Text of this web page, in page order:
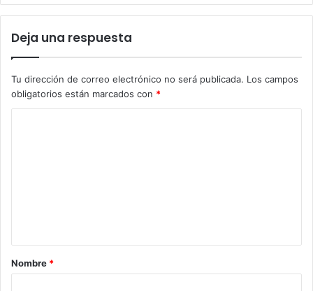
Deja una respuesta
Tu dirección de correo electrónico no será publicada. Los campos
obligatorios están marcados con *
a
r
Nombre *